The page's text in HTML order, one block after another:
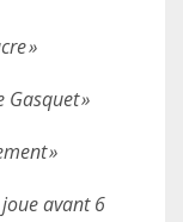
»
Gasquet »
»
avant 6